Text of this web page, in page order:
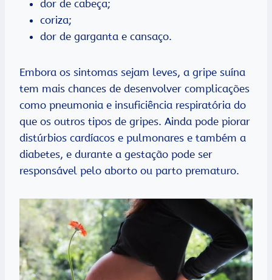
dor de cabeça;
coriza;
dor de garganta e cansaço.
Embora os sintomas sejam leves, a gripe suína
tem mais chances de desenvolver complicações
como pneumonia e insuficiência respiratória do
que os outros tipos de gripes. Ainda pode piorar
distúrbios cardíacos e pulmonares e também a
diabetes, e durante a gestação pode ser
responsável pelo aborto ou parto prematuro.